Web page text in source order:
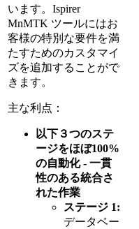
います。Ispirer
MnMTK ツールにはお
客様の特別な要件を満
たすためのカスタマイ
ズを追加することがで
きます。
主な利点：
以下３つのステ
ージをほぼ100%
の自動化 - 一貫
性のある統合さ
れた作業
ステージ 1:
データベー